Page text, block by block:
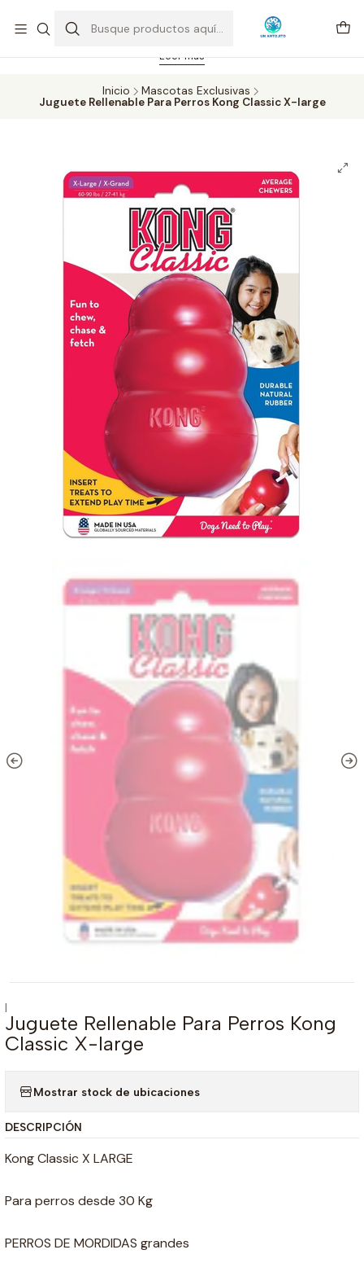
Feriado 21-05-2026 atención hasta las 14 hrs. Envío GRATIS mismo
día solo área Metropolitana Santiago por compras desde CLP 39.900.
Pedidos hasta 16 hrs., sábados y domingos hasta 14 hrs.
Leer más
Inicio
Mascotas Exclusivas
Juguete Rellenable Para Perros Kong Classic X-large
|
Juguete Rellenable Para Perros Kong
Classic X-large
Mostrar stock de ubicaciones
DESCRIPCIÓN
Kong Classic X LARGE
Para perros desde 30 Kg
PERROS DE MORDIDAS grandes